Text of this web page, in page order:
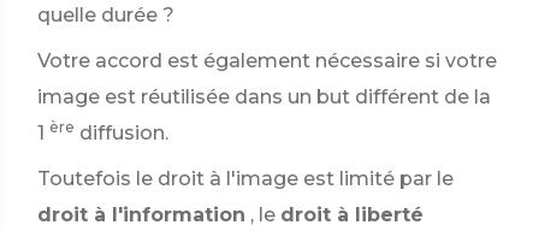
quelle durée ?
Votre accord est également nécessaire si votre
image est réutilisée dans un but différent de la
1 ère diffusion.
Toutefois le droit à l'image est limité par le
droit à l'information , le droit à liberté